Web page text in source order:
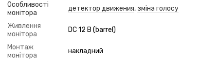
Особливості
монітора
детектор движения, зміна голосу
Живлення
монітора
DC 12 В (barrel)
Монтаж
монітора
накладний